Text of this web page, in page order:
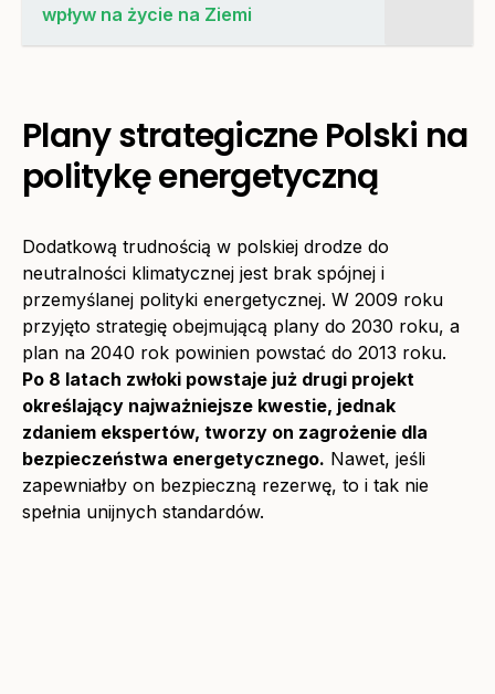
wpływ na życie na Ziemi
Plany strategiczne Polski na
politykę energetyczną
Dodatkową trudnością w polskiej drodze do
neutralności klimatycznej jest brak spójnej i
przemyślanej polityki energetycznej. W 2009 roku
przyjęto strategię obejmującą plany do 2030 roku, a
plan na 2040 rok powinien powstać do 2013 roku.
Po 8 latach zwłoki powstaje już drugi projekt
określający najważniejsze kwestie, jednak
zdaniem ekspertów, tworzy on zagrożenie dla
bezpieczeństwa energetycznego. Nawet, jeśli
zapewniałby on bezpieczną rezerwę, to i tak nie
spełnia unijnych standardów.